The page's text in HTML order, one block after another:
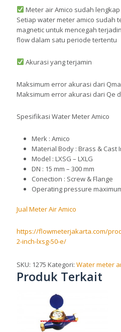
Meter air Amico sudah
Setiap water meter amico sudah
magnetic untuk mencegah
flow dalam satu periode tertentu
Akurasi yang terjamin
Maksimum error akurasi dari
Maksimum error akurasi dari Qe
Spesifikasi Water Meter Amico
Merk : Amico
Material Body : Brass & Cast
Model : LXSG – LXLG
DN : 15 mm – 300 mm
Conection : Screw & Flange
Operating pressure
Jual Meter Air Amico
https://flowmeterjakarta.com/
2-inch-lxsg-50-e/
SKU: 1275 Kategori:Water meter
Produk Terkait